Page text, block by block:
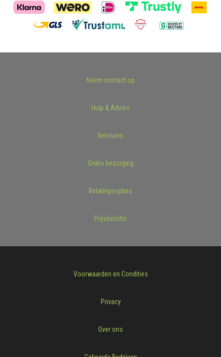
Neem contact op
Hulp & Advies
Retouren
Gratis bezorging
Betalingsopties
Prijsbelofte
Voorwaarden en Condities
Privacy
Over ons